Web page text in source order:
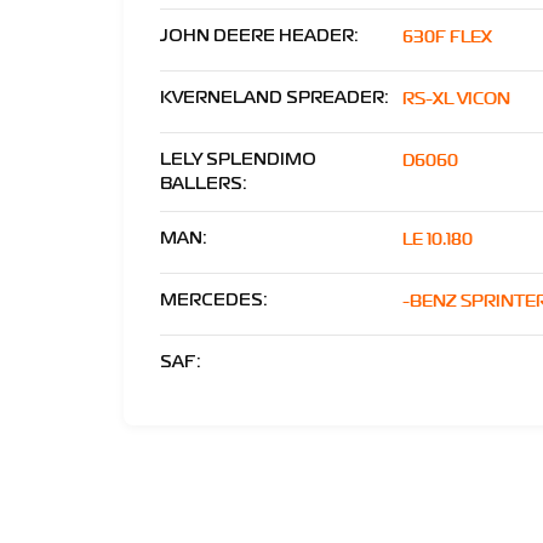
JOHN DEERE HEADER: 630F FLEX
KVERNELAND SPREADER: RS-XL VICON
LELY SPLENDIMO
BALLERS:
D6060
MAN: LE 10.180
MERCEDES: -BENZ
SAF: